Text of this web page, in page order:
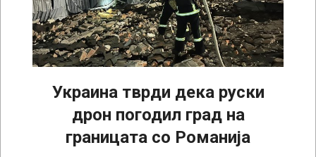
Украина тврди дека руски
дрон погодил град на
границата со Романија